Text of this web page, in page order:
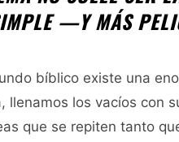
—Y MÁS
bíblico existe una
llenamos los vacíos con
que se repiten tanto